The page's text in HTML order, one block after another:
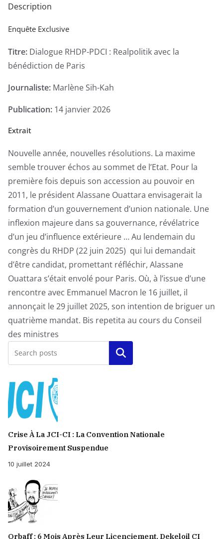
Paris
-
Exclusive
Description
Enquête Exclusive
Titre: Dialogue RHDP-PDCI : Realpolitik avec la
bénédiction de Paris
Journaliste: Marlène Sih-Kah
Publication: 14 janvier 2026
Extrait
Nouvelle année, nouvelles résolutions. La maxime
semble trouver échos au sommet de l’Etat. Pour la
première fois depuis son accession au pouvoir en
2011, le président Alassane Ouattara envisagerait la
formation d’un gouvernement d’union nationale. Une
inflexion majeure dans sa gouvernance, révélatrice
d’un jeu d’influence extérieure … Au lendemain du
congrès du RHDP (22 juin 2025) qui lui demandait
d’être candidat, promettant réfléchir, Alassane
Ouattara s’était envolé pour Paris. Où, à l’issue d’une
rencontre avec Emmanuel Macron le 16 juillet, il
annonçait le 29 juillet 2025, son intention de briguer un
quatrième mandat. Bis repetita au cours du Conseil
des ministres
Rechercher
Crise À La JCI-CI : La Convention Nationale
Provisoirement Suspendue
10 juillet 2024
Orbaff : 6 Mois Après Leur Licenciement, Dekeloil CI